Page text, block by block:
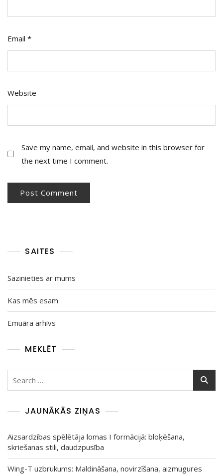
Email *
Website
Save my name, email, and website in this browser for
the next time I comment.
SAITES
Sazinieties ar mums
Kas mēs esam
Emuāra arhīvs
MEKLĒT
JAUNĀKĀS ZIŅAS
Aizsardzības spēlētāja lomas I formācijā: bloķēšana,
skriešanas stili, daudzpusība
Wing-T uzbrukums: Maldināšana, novirzīšana, aizmugures